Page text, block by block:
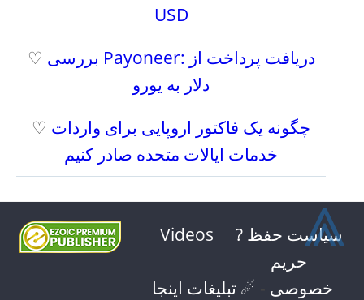
USD
♡ بررسی Payoneer: دریافت پرداخت از
دلار به یورو
♡ چگونه یک فاکتور اروپایی برای واردات
خدمات ایالات متحده صادر کنیم
Videos
? سیاست حفظ
حریم
خصوصی
☄ تبلیغات اینجا
⩓